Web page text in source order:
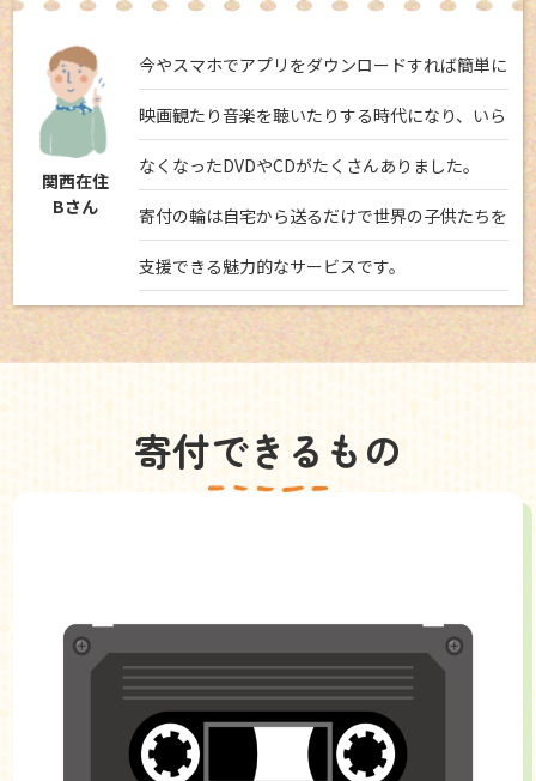
関西在住
Bさん
今やスマホでアプリをダウンロードすれば簡単に
映画観たり音楽を聴いたりする時代になり、いら
なくなったDVDやCDがたくさんありました。
寄付の輪は自宅から送るだけで世界の子供たちを
支援できる魅力的なサービスです。
寄付できるもの